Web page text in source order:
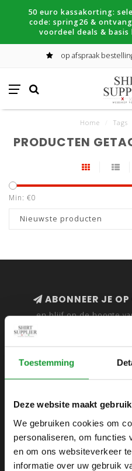
Toestemming
Deze website maakt
We gebruiken cookies om
personaliseren, om functies
en om ons websiteverkeer
informatie over uw gebruik
50 euro kassakorting:
code: spring26 &
voordeel deals &
op afspraak
Home Tags
PRODUCTEN
Min: €0
Nieuwste producten
ABONNEER JE OP
en blijf op de hoogte
Webshop